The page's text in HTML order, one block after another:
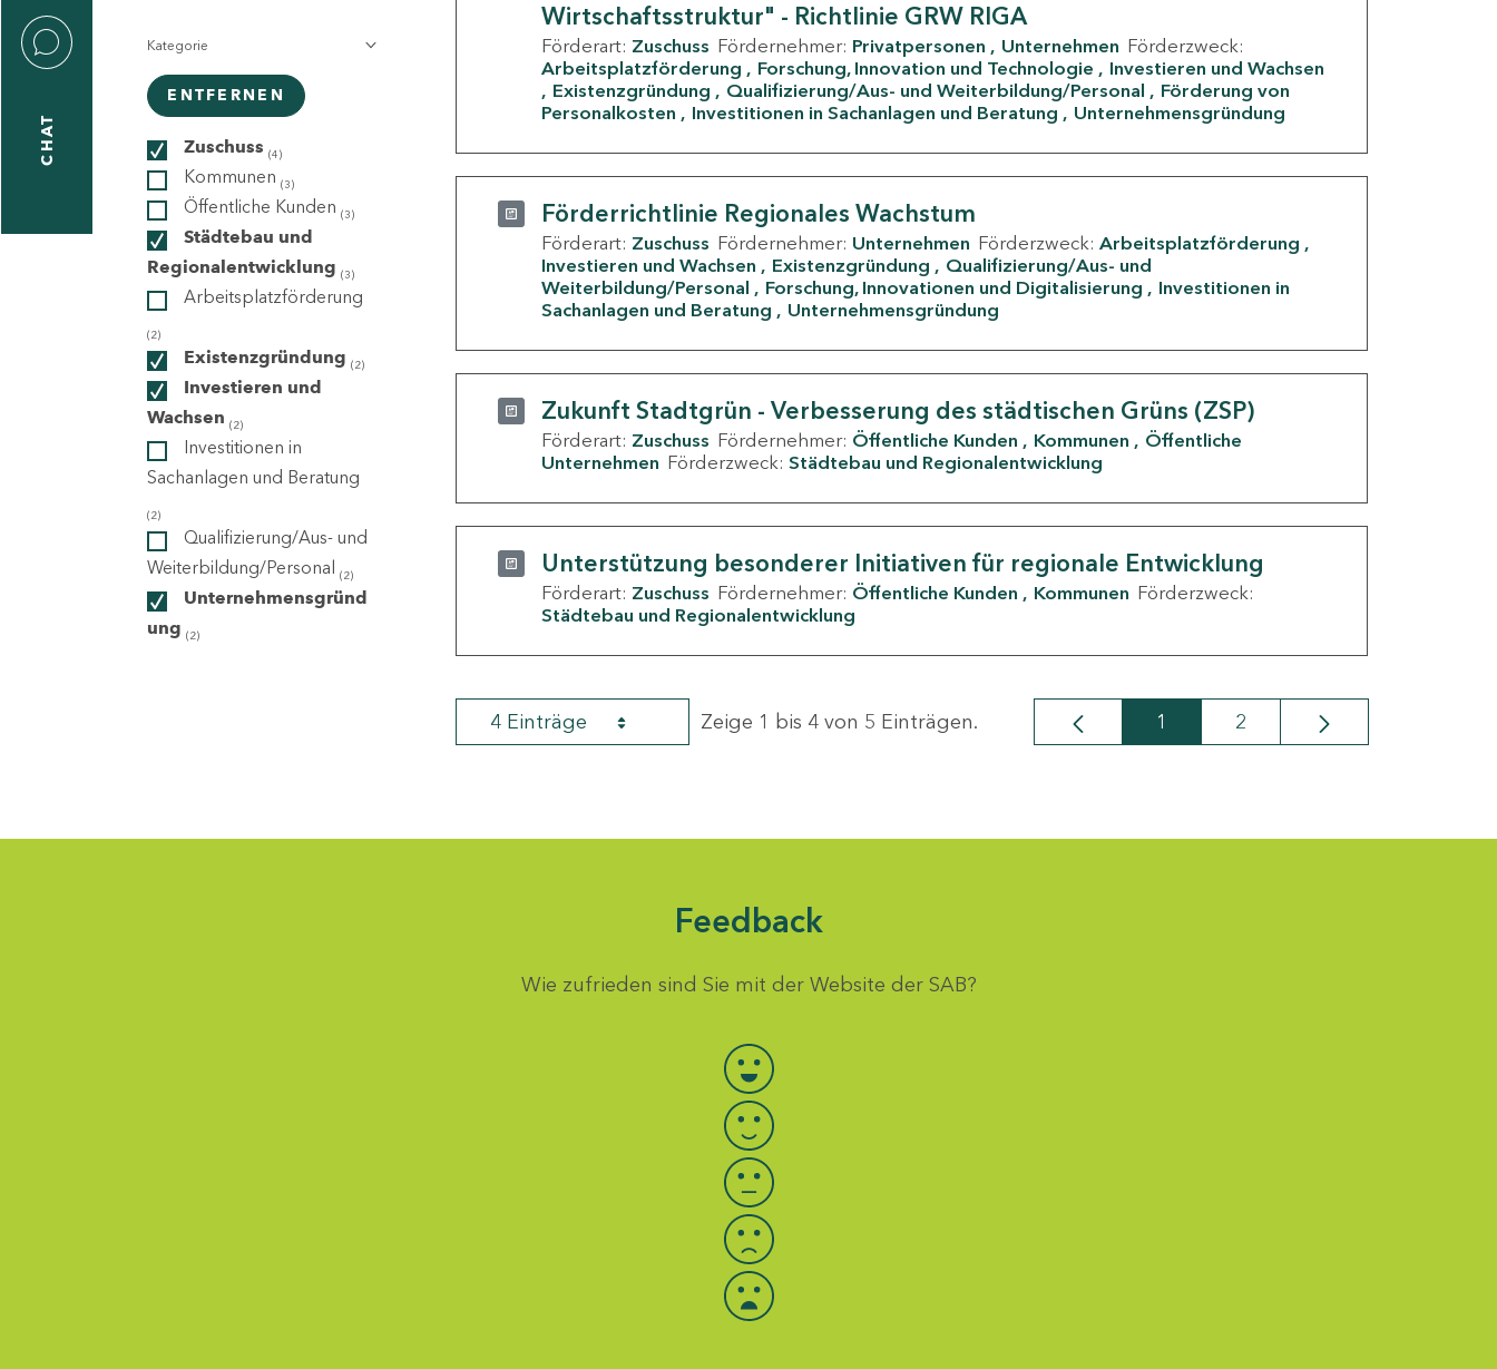
CHAT
Kategorie
ENTFERNEN
Zuschuss (4)
Kommunen (3)
Öffentliche Kunden (3)
Städtebau und
Regionalentwicklung (3)
Arbeitsplatzförderung
(2)
Existenzgründung (2)
Investieren und
Wachsen (2)
Investitionen in
Sachanlagen und Beratung
(2)
Qualifizierung/Aus- und
Weiterbildung/Personal (2)
Unternehmensgründ
ung (2)
Wirtschaftsstruktur" - Richtlinie GRW RIGA
Förderart: Zuschuss Fördernehmer: Privatpersonen Unternehmen Förderzweck:
Arbeitsplatzförderung
Forschung, Innovation und Technologie
Investieren und Wachsen
Existenzgründung
Qualifizierung/Aus- und Weiterbildung/Personal
Förderung von
Personalkosten
Investitionen in Sachanlagen und Beratung Unternehmensgründung
Förderrichtlinie Regionales Wachstum
Förderart: Zuschuss Fördernehmer: Unternehmen Förderzweck: Arbeitsplatzförderung
Investieren und Wachsen
Existenzgründung
Qualifizierung/Aus- und
Weiterbildung/Personal
Forschung, Innovationen und Digitalisierung
Investitionen in
Sachanlagen und Beratung
Unternehmensgründung
Zukunft Stadtgrün - Verbesserung des städtischen Grüns (ZSP)
Förderart: Zuschuss Fördernehmer: Öffentliche Kunden Kommunen
Öffentliche
Unternehmen Förderzweck: Städtebau und Regionalentwicklung
Unterstützung besonderer Initiativen für regionale Entwicklung
Förderart: Zuschuss Fördernehmer: Öffentliche Kunden Kommunen Förderzweck:
Städtebau und Regionalentwicklung
4 Einträge Zeige 1 bis 4 von 5 Einträgen. Seite
1 Seite
2
Feedback
Wie zufrieden sind Sie mit der Website der SAB?
Bewertung auswählen